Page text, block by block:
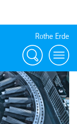
Rothe Erde
Suche